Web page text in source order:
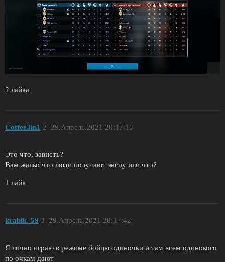
2 лайка
Coffee3in1 29.Апрель.2021 20:17:16
2
Это что, зависть?
Вам жалко что люди получают экспу или что?
1 лайк
krabik_59 29.Апрель.2021 20:17:42
3
Я лично играю в режиме бойцы одиночки и там всем одинокого
по очкам дают